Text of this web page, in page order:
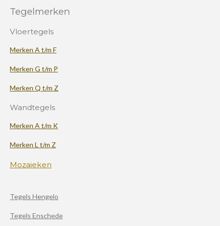
Tegelmerken
Vloertegels
Merken A t/m F
Merken G t/m P
Merken Q t/m Z
Wandtegels
Merken A t/m K
Merken L t/m Z
Mozaieken
Tegels Hengelo
Tegels Enschede